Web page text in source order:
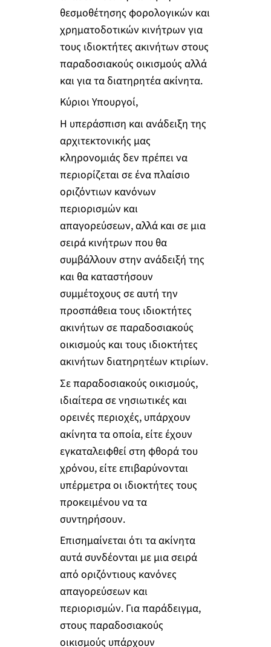
θεσμοθέτησης φορολογικών και
χρηματοδοτικών κινήτρων για
τους ιδιοκτήτες ακινήτων στους
παραδοσιακούς οικισμούς αλλά
και για τα διατηρητέα ακίνητα.
Κύριοι Υπουργοί,
Η υπεράσπιση και ανάδειξη της
αρχιτεκτονικής μας
κληρονομιάς δεν πρέπει να
περιορίζεται σε ένα πλαίσιο
οριζόντιων κανόνων
περιορισμών και
απαγορεύσεων, αλλά και σε μια
σειρά κινήτρων που θα
συμβάλλουν στην ανάδειξή της
και θα καταστήσουν
συμμέτοχους σε αυτή την
προσπάθεια τους ιδιοκτήτες
ακινήτων σε παραδοσιακούς
οικισμούς και τους ιδιοκτήτες
ακινήτων διατηρητέων κτιρίων.
Σε παραδοσιακούς οικισμούς,
ιδιαίτερα σε νησιωτικές και
ορεινές περιοχές, υπάρχουν
ακίνητα τα οποία, είτε έχουν
εγκαταλειφθεί στη φθορά του
χρόνου, είτε επιβαρύνονται
υπέρμετρα οι ιδιοκτήτες τους
προκειμένου να τα
συντηρήσουν.
Επισημαίνεται ότι τα ακίνητα
αυτά συνδέονται με μια σειρά
από οριζόντιους κανόνες
απαγορεύσεων και
περιορισμών. Για παράδειγμα,
στους παραδοσιακούς
οικισμούς υπάρχουν